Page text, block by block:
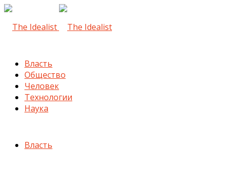
Власть
Общество
Человек
Технологии
Наука
Власть